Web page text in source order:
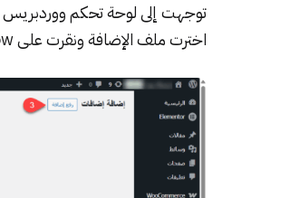
توجهت إلىلوحة تحكم ووردبريس
اخترت ملف الإضافة ونقرت على Install Now.